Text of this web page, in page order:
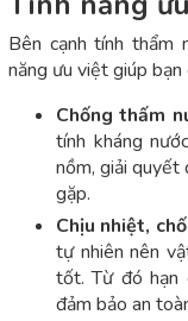
Bên cạnh tính thẩm
năng ưu việt giúp
Chống thấm
tính kháng
nồm, giải quyết
gặp.
Chịu nhiệt,
tự nhiên nên
tốt. Từ đó hạn
đảm bảo an